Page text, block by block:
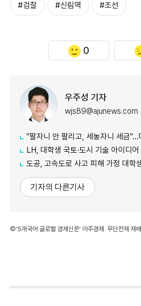
#검찰 #신림역 #조선
0
우주성 기자
wjs89@ajunews.com
"팔자니 안 팔리고, 세놓자니 세금"…마포·
LH, 대학생 국토·도시 기술 아이디어 공
도공, 고속도로 사고 피해 가정 대학
기자의 다른기사
©'5개국어 글로벌 경제신문' 아주경제. 무단전재·재